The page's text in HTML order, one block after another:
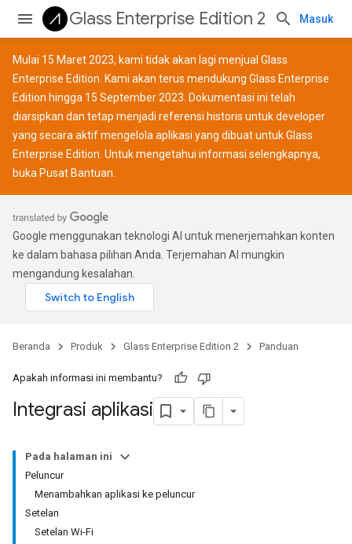
Glass Enterprise Edition 2 Masuk
Mulai 15 Maret 2023, kami tidak akan lagi menjual Glass
Enterprise Edition. Kami akan terus mendukung Glass Enterprise
Edition hingga 15 September 2023. Dokumentasi ini telah
diarsipkan dan tetap menjadi referensi historis untuk developer
yang secara aktif mengelola aplikasi yang dibuat untuk Glass
Enterprise Edition. Untuk mengetahui informasi selengkapnya,
buka Pusat Bantuan
Google menggunakan teknologi AI untuk menerjemahkan konten
ke dalam bahasa pilihan Anda. Terjemahan AI mungkin
mengandung kesalahan.
Beranda Produk Glass Enterprise Edition 2 Panduan
Apakah informasi ini membantu?
Integrasi aplikasi
Pada halaman ini
Peluncur
Menambahkan aplikasi ke peluncur
Setelan
Setelan Wi-Fi